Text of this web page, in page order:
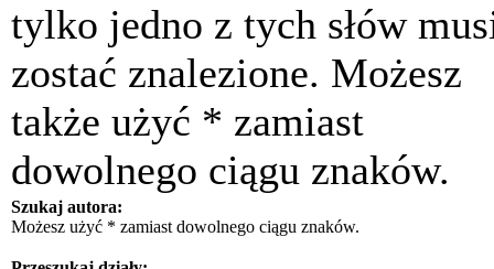
tylko jedno z tych słów
zostać znalezione. Możesz
także użyć * zamiast
dowolnego ciągu znaków.
Szukaj autora:
Możesz użyć * zamiast dowolnego ciągu znaków.